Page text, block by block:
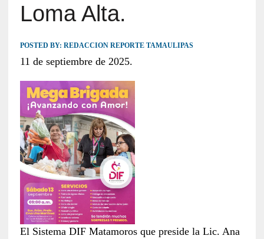
Loma Alta.
POSTED BY: REDACCION REPORTE TAMAULIPAS
11 de septiembre de 2025.
El Sistema DIF Matamoros que preside la Lic. Ana